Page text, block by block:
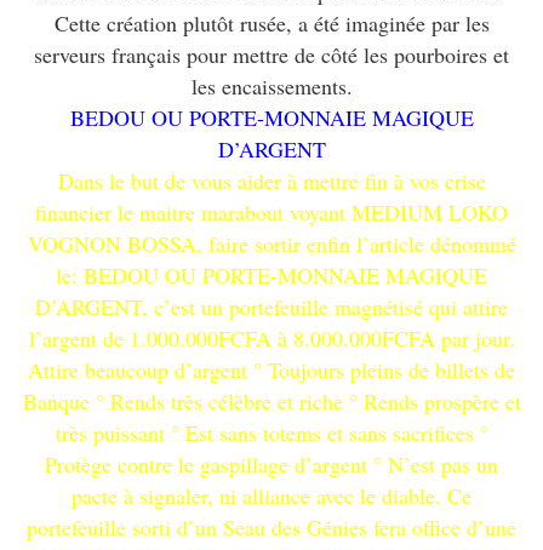
Cette création plutôt rusée, a été imaginée par les
serveurs français pour mettre de côté les pourboires et
les encaissements.
BEDOU OU PORTE-MONNAIE MAGIQUE
D’ARGENT
Dans le but de vous aider à mettre fin à vos crise
financier le maitre marabout voyant MEDIUM LOKO
VOGNON BOSSA, faire sortir enfin l’article dénommé
le: BEDOU OU PORTE-MONNAIE MAGIQUE
D’ARGENT, c’est un portefeuille magnétisé qui attire
l’argent de 1.000.000FCFA à 8.000.000FCFA par jour.
Attire beaucoup d’argent ° Toujours pleins de billets de
Banque ° Rends très célèbre et riche ° Rends prospère et
très puissant ° Est sans totems et sans sacrifices °
Protège contre le gaspillage d’argent ° N’est pas un
pacte à signaler, ni alliance avec le diable. Ce
portefeuille sorti d’un Seau des Génies fera office d’une